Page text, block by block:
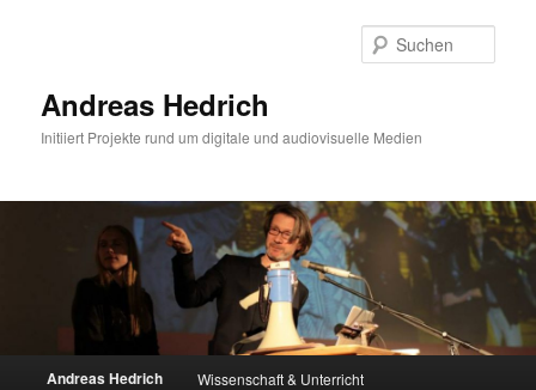
Andreas Hedrich
Initiiert Projekte rund um digitale und audiovisuelle Medien
HauptmenüAndreas Hedrich Wissenschaft & Unterricht